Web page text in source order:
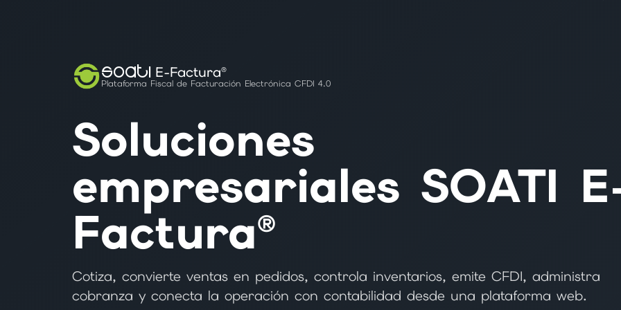
SOATI E-Factura®
Plataforma Fiscal de Facturación Electrónica CFDI 4.0
Soluciones
empresariales SOATI
Factura®
Cotiza, convierte ventas en pedidos, controla inventarios, emite CFDI, administra
cobranza y conecta la operación con contabilidad desde una plataforma web.